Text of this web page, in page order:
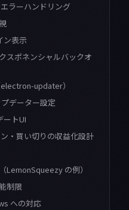
ラーハンドリング
ン表示
スポネンシャルバックオ
updater）
データー設定
ートUI
・買い切りの収益化設計
LemonSqueezy の例）
制限
への対応